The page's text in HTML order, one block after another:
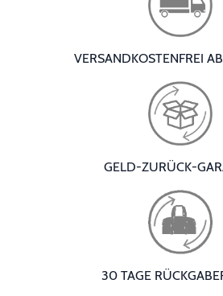
VERSANDKOSTENFREI
GELD-ZURÜCK-
30 TAGE